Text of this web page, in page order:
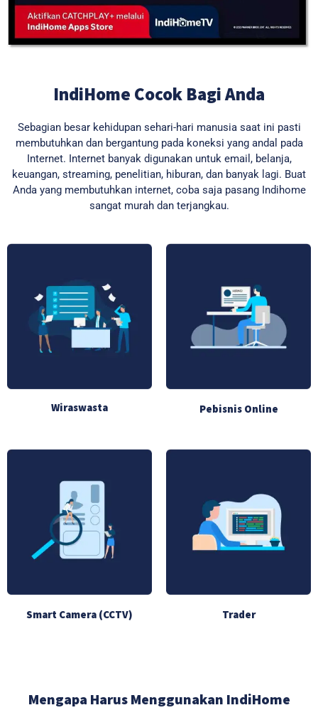
IndiHome Cocok Bagi Anda
Sebagian besar kehidupan sehari-hari manusia saat ini pasti
membutuhkan dan bergantung pada koneksi yang andal pada
Internet. Internet banyak digunakan untuk email, belanja,
keuangan, streaming, penelitian, hiburan, dan banyak lagi. Buat
Anda yang membutuhkan internet, coba saja pasang Indihome
sangat murah dan terjangkau.
Wiraswasta Pebisnis Online
Smart Camera (CCTV) Trader
Mengapa Harus Menggunakan IndiHome